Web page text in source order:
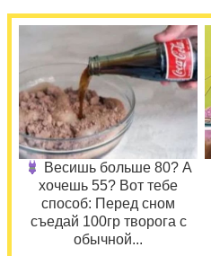
Весишь больше 80? А
хочешь 55? Вот тебе
способ: Перед сном
съедай 100гр творога с
обычной...